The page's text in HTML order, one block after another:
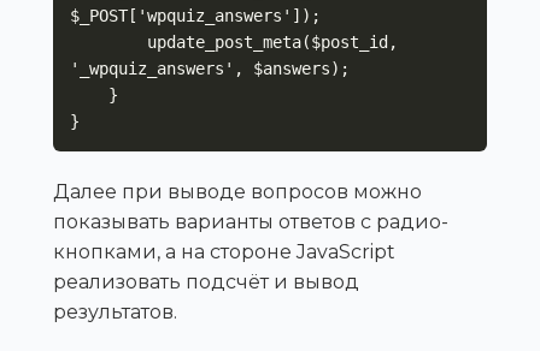
$_POST['wpquiz_answers']);
'_wpquiz_answers', $answers);
}
Далее при выводе вопросов можно
показывать варианты ответов с радио-
кнопками, а на стороне JavaScript
реализовать подсчёт и вывод
результатов.